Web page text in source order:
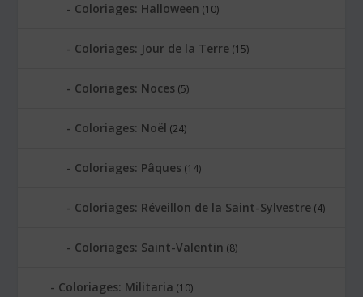
Coloriages: Halloween (10)
Coloriages: Jour de la Terre (15)
Coloriages: Noces (5)
Coloriages: Noël (24)
Coloriages: Pâques (14)
Coloriages: Réveillon de la Saint-Sylvestre (4)
Coloriages: Saint-Valentin (8)
Coloriages: Militaria (10)